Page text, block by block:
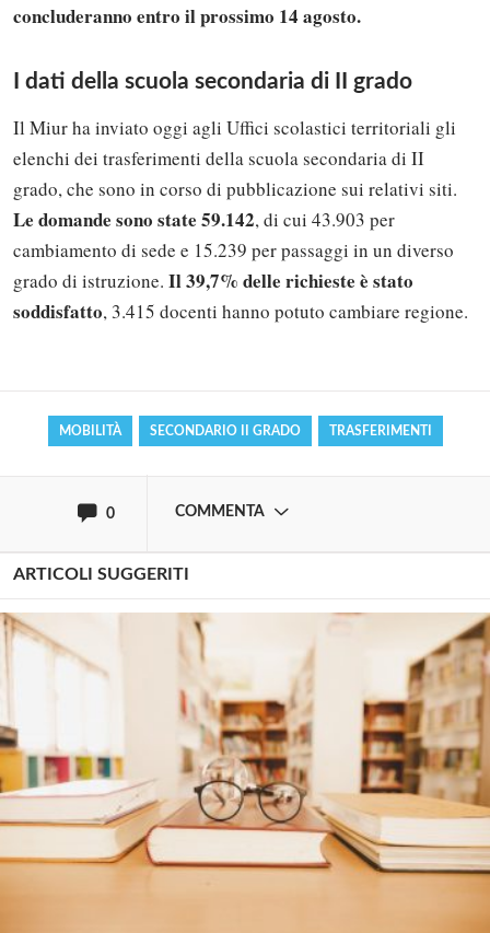
concluderanno entro il prossimo 14 agosto.
I dati della scuola secondaria di II grado
Il Miur ha inviato oggi agli Uffici scolastici territoriali gli
elenchi dei trasferimenti della scuola secondaria di II
grado, che sono in corso di pubblicazione sui relativi siti.
Le domande sono state 59.142, di cui 43.903 per
cambiamento di sede e 15.239 per passaggi in un diverso
grado di istruzione. Il 39,7% delle richieste è stato
soddisfatto, 3.415 docenti hanno potuto cambiare regione.
MOBILITÀ SECONDARIO II GRADO TRASFERIMENTI
0 COMMENTA
Solo gli utenti registrati possono
commentare!
ARTICOLI SUGGERITI